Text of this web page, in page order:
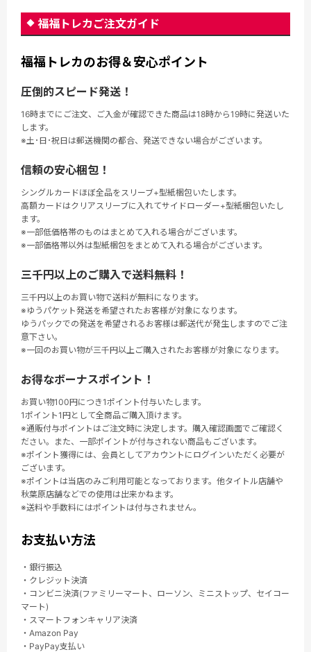
福福トレカご注文ガイド
福福トレカのお得＆安心ポイント
圧倒的スピード発送！
16時までにご注文、ご入金が確認できた商品は18時から19時に発送いた
します。
※土･日･祝日は郵送機関の都合、発送できない場合がございます。
信頼の安心梱包！
シングルカードほぼ全品をスリーブ+型紙梱包いたします。
高額カードはクリアスリーブに入れてサイドローダー+型紙梱包いたし
ます。
※一部低価格帯のものはまとめて入れる場合がございます。
※一部価格帯以外は型紙梱包をまとめて入れる場合がございます。
三千円以上のご購入で送料無料！
三千円以上のお買い物で送料が無料になります。
※ゆうパケット発送を希望されたお客様が対象になります。
ゆうパックでの発送を希望されるお客様は郵送代が発生しますのでご注
意下さい。
※一回のお買い物が三千円以上ご購入されたお客様が対象になります。
お得なボーナスポイント！
お買い物100円につき1ポイント付与いたします。
1ポイント1円として全商品ご購入頂けます。
※通販付与ポイントはご注文時に決定します。購入確認画面でご確認く
ださい。また、一部ポイントが付与されない商品もございます。
※ポイント獲得には、会員としてアカウントにログインいただく必要が
ございます。
※ポイントは当店のみご利用可能となっております。他タイトル店舗や
秋葉原店舗などでの使用は出来かねます。
※送料や手数料にはポイントは付与されません。
お支払い方法
・銀行振込
・クレジット決済
・コンビニ決済(ファミリーマート、ローソン、ミニストップ、セイコー
マート)
・スマートフォンキャリア決済
・Amazon Pay
・PayPay支払い